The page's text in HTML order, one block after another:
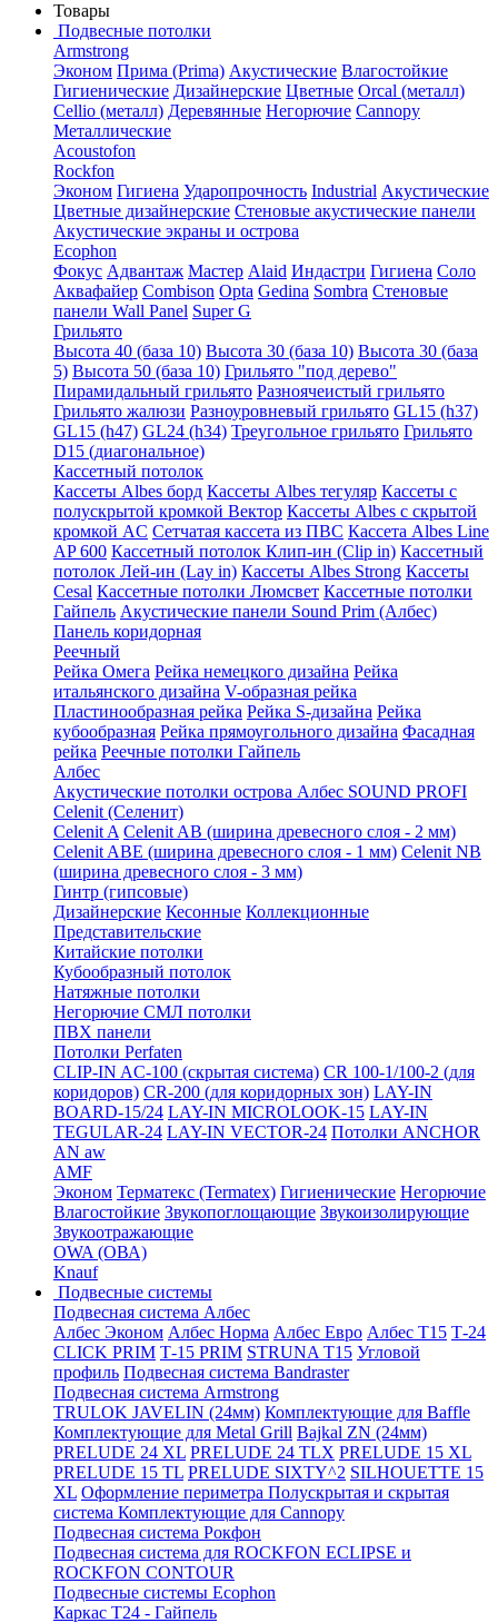
Товары
Подвесные потолки
Armstrong
Эконом Прима (Prima) Акустические Влагостойкие
Гигиенические Дизайнерские Цветные Orcal (металл)
Cellio (металл) Деревянные Негорючие Cannopy
Металлические
Acoustofon
Rockfon
Эконом Гигиена Ударопрочность Industrial Акустические
Цветные дизайнерские Стеновые акустические панели
Акустические экраны и острова
Ecophon
Фокус Адвантаж Мастер Alaid Индастри Гигиена Соло
Аквафайер Combison Opta Gedina Sombra Стеновые
панели Wall Panel Super G
Грильято
Высота 40 (база 10) Высота 30 (база 10) Высота 30 (база
5) Высота 50 (база 10) Грильято "под дерево"
Пирамидальный грильято Разноячеистый грильято
Грильято жалюзи Разноуровневый грильято GL15 (h37)
GL15 (h47) GL24 (h34) Треугольное грильято Грильято
D15 (диагональное)
Кассетный потолок
Кассеты Albes борд Кассеты Albes тегуляр Кассеты с
полускрытой кромкой Вектор Кассеты Albes с скрытой
кромкой AC Сетчатая кассета из ПВС Кассета Albes Line
AP 600 Кассетный потолок Клип-ин (Clip in) Кассетный
потолок Лей-ин (Lay in) Кассеты Albes Strong Кассеты
Cesal Кассетные потолки Люмсвет Кассетные потолки
Гайпель Акустические панели Sound Prim (Албес)
Панель коридорная
Реечный
Рейка Омега Рейка немецкого дизайна Рейка
итальянского дизайна V-образная рейка
Пластинообразная рейка Рейка S-дизайна Рейка
кубообразная Рейка прямоугольного дизайна Фасадная
рейка Реечные потолки Гайпель
Албес
Акустические потолки острова Албес SOUND PROFI
Celenit (Селенит)
Celenit A Celenit AB (ширина древесного слоя - 2 мм)
Celenit ABE (ширина древесного слоя - 1 мм) Celenit NB
(ширина древесного слоя - 3 мм)
Гинтр (гипсовые)
Дизайнерские Кесонные Коллекционные
Представительские
Китайские потолки
Кубообразный потолок
Натяжные потолки
Негорючие СМЛ потолки
ПВХ панели
Потолки Perfaten
CLIP-IN AC-100 (скрытая система) CR 100-1/100-2 (для
коридоров) CR-200 (для коридорных зон) LAY-IN
BOARD-15/24 LAY-IN MICROLOOK-15 LAY-IN
TEGULAR-24 LAY-IN VECTOR-24 Потолки ANCHOR
AN aw
AMF
Эконом Терматекс (Termatex) Гигиенические Негорючие
Влагостойкие Звукопоглощающие Звукоизолирующие
Звукоотражающие
OWA (ОВА)
Knauf
Подвесные системы
Подвесная система Албес
Албес Эконом Албес Норма Албес Евро Албес T15 Т-24
CLICK PRIM Т-15 PRIM STRUNA Т15 Угловой
профиль Подвесная система Bandraster
Подвесная система Armstrong
TRULOK JAVELIN (24мм) Комплектующие для Baffle
Комплектующие для Metal Grill Bajkal ZN (24мм)
PRELUDE 24 XL PRELUDE 24 TLX PRELUDE 15 XL
PRELUDE 15 TL PRELUDE SIXTY^2 SILHOUETTE 15
XL Оформление периметра Полускрытая и скрытая
система Комплектующие для Cannopy
Подвесная система Рокфон
Подвесная система для ROCKFON ECLIPSE и
ROCKFON CONTOUR
Подвесные системы Ecophon
Каркас Т24 - Гайпель